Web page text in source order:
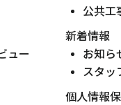
公共工
ュー
新着情報
お知ら
スタッ
個人情報